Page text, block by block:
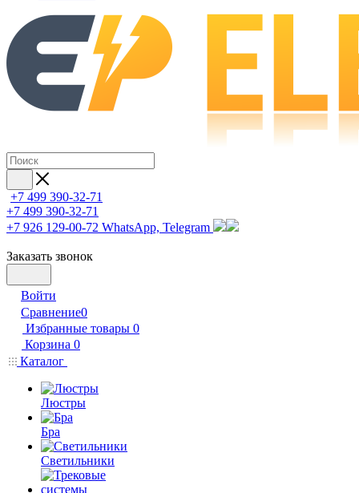
+7 499 390-32-71
+7 499 390-32-71
+7 926 129-00-72 WhatsApp, Telegram
Заказать звонок
Войти
Сравнение0
Избранные товары 0
Корзина 0
Каталог
Люстры
Бра
Светильники